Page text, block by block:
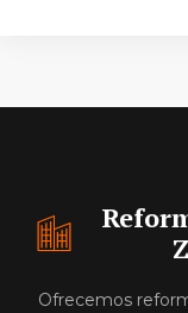
Ofrecemos